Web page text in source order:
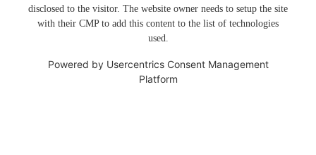
disclosed to the visitor. The website owner needs to setup the site
with their CMP to add this content to the list of technologies
used.
Powered by Usercentrics Consent Management
Platform